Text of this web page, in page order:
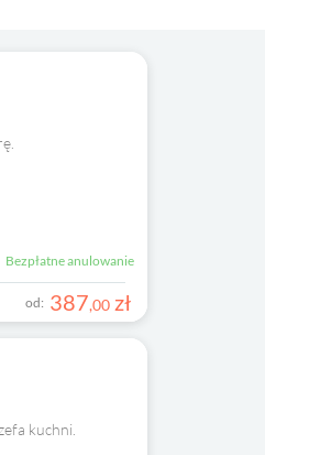
Bezpłatne anulowanie
od: 387,00 zł
kuchni.